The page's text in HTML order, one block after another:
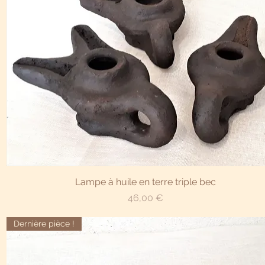
Aperçu rapide
Lampe à huile en terre triple bec
Prix
46,00 €
Dernière pièce !